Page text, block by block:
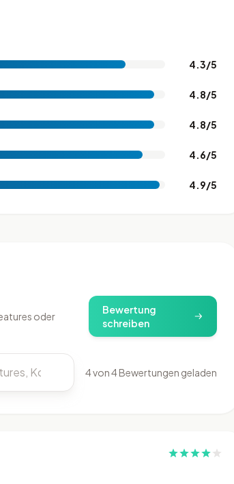
4.3/5
4.8/5
4.8/5
4.6/5
4.9/5
oder
Bewertung
schreiben
4 von 4 Bewertungen geladen